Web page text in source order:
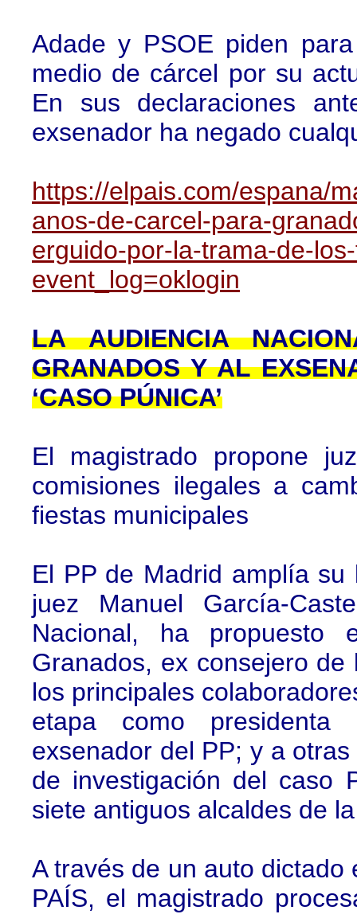
Adade y PSOE piden
medio de cárcel por su
En sus declaraciones
exsenador ha negado
https://elpais.com/espana/
anos-de-carcel-para-
erguido-por-la-trama-de-
event_log=oklogin
LA AUDIENCIA
GRANADOS Y AL
‘CASO PÚNICA’
El magistrado propone
comisiones ilegales a
fiestas municipales
El PP de Madrid amplía
juez Manuel García-
Nacional, ha propuesto
Granados, ex consejero
los principales
etapa como presidenta
exsenador del PP; y a
de investigación del caso
siete antiguos alcaldes de
A través de un auto
PAÍS, el magistrado